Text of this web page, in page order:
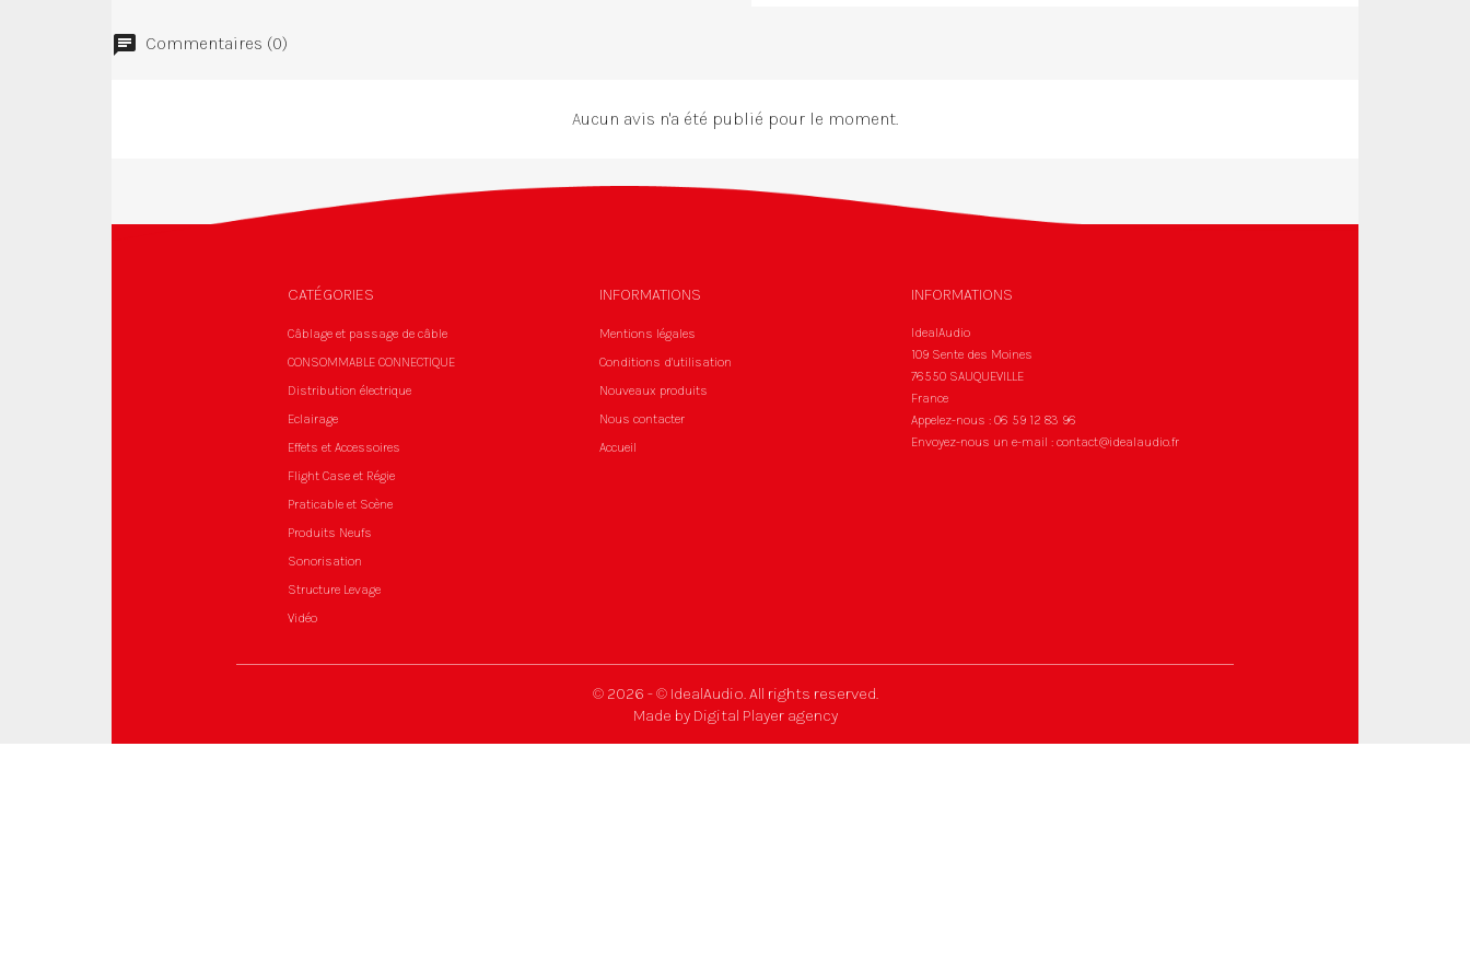
Commentaires (0)
Aucun avis n'a été publié pour le moment.
CATÉGORIES
Câblage et passage de câble
CONSOMMABLE CONNECTIQUE
Distribution électrique
Eclairage
Effets et Accessoires
Flight Case et Régie
Praticable et Scène
Produits Neufs
Sonorisation
Structure Levage
Vidéo
INFORMATIONS
Mentions légales
Conditions d'utilisation
Nouveaux produits
Nous contacter
Accueil
INFORMATIONS
IdealAudio
109 Sente des Moines
76550 SAUQUEVILLE
France
Appelez-nous :06 59 12 83 96
Envoyez-nous un e-mail :contact@idealaudio.fr
© 2026 - © IdealAudio. All rights reserved.
Made by Digital Player agency